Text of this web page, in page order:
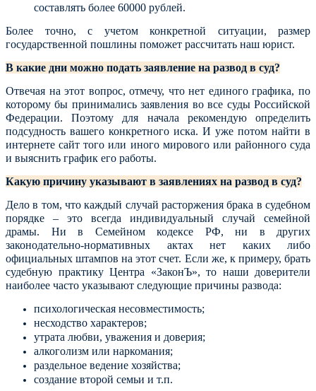
составлять более 60000 рублей.
Более точно, с учетом конкретной ситуации, размер
государственной пошлины поможет рассчитать наш юрист.
В какие дни можно подать заявление на развод в суд?
Отвечая на этот вопрос, отмечу, что нет единого графика, по
которому бы принимались заявления во все суды Российской
Федерации. Поэтому для начала рекомендую определить
подсудность вашего конкретного иска. И уже потом найти в
интернете сайт того или иного мирового или районного суда
и выяснить график его работы.
Какую причину указывают в заявлениях на развод в суд?
Дело в том, что каждый случай расторжения брака в судебном
порядке – это всегда индивидуальный случай семейной
драмы. Ни в Семейном кодексе РФ, ни в других
законодательно-нормативных актах нет каких либо
официальных штампов на этот счет. Если же, к примеру, брать
судебную практику Центра «ЗаконЪ», то наши доверители
наиболее часто указывают следующие причины развода:
психологическая несовместимость;
несходство характеров;
утрата любви, уважения и доверия;
алкоголизм или наркомания;
раздельное ведение хозяйства;
создание второй семьи и т.п.